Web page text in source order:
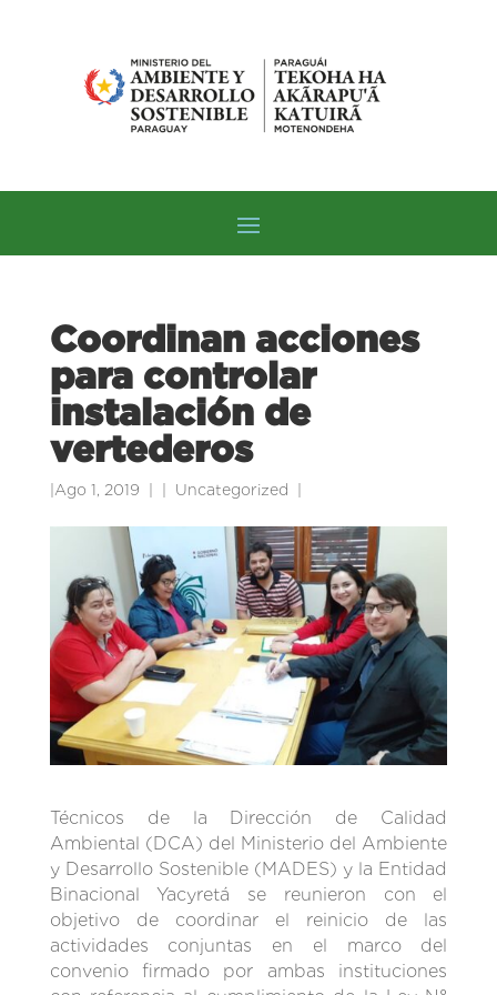
Coordinan acciones
para controlar
instalación de
vertederos
Ago 1, 2019 Uncategorized
Técnicos de la Dirección de Calidad
Ambiental (DCA) del Ministerio del Ambiente
y Desarrollo Sostenible (MADES) y la Entidad
Binacional Yacyretá se reunieron con el
objetivo de coordinar el reinicio de las
actividades conjuntas en el marco del
convenio firmado por ambas instituciones